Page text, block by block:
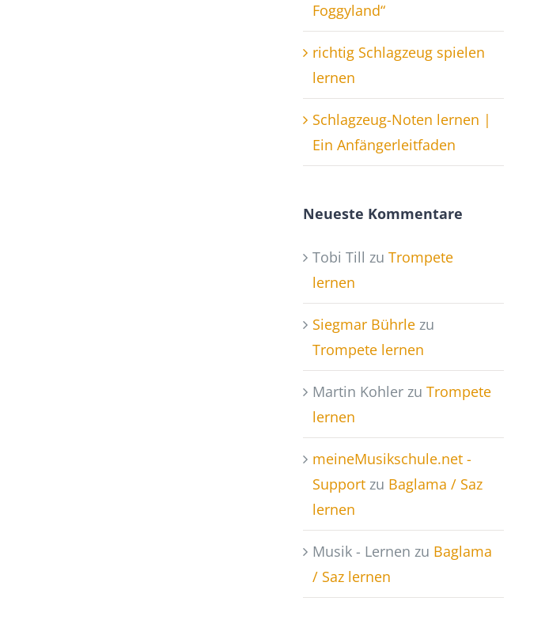
Foggyland“
richtig Schlagzeug spielen
lernen
Schlagzeug-Noten lernen |
Ein Anfängerleitfaden
Neueste Kommentare
Tobi Till zu Trompete
lernen
Siegmar Bührlezu
Trompete lernen
Martin Kohlerzu Trompete
lernen
meineMusikschule.net -
Supportzu Baglama / Saz
lernen
Musik - Lernen zu Baglama
/ Saz lernen